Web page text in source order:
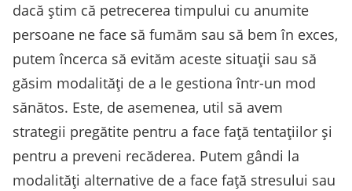
dacă știm că petrecerea timpului cu anumite
persoane ne face să fumăm sau să bem în exces,
putem încerca să evităm aceste situații sau să
găsim modalități de a le gestiona într-un mod
sănătos. Este, de asemenea, util să avem
strategii pregătite pentru a face față tentațiilor și
pentru a preveni recăderea. Putem gândi la
modalități alternative de a face față stresului sau